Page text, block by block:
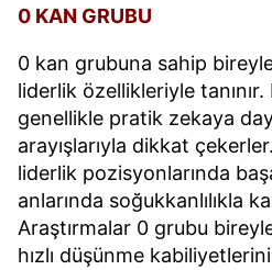
0 KAN GRUBU
0 kan grubuna sahip
liderlik özellikleriyle
genellikle pratik zekaya
arayışlarıyla dikkat
liderlik pozisyonlarında
anlarında soğukkanlılıkla
Araştırmalar 0 grubu
hızlı düşünme